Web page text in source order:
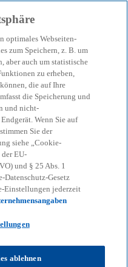
Drei
Fokus
Transformation
optimales Webseiten-
zum Speichern, z. B. um
aber auch um statistische
zu erheben,
die auf Ihre
die Speicherung und
und nicht-
Wenn Sie auf
Sie der
siehe „Cookie-
EU-
und § 25 Abs. 1
Gesetz
Einstellungen jederzeit
ablehnen